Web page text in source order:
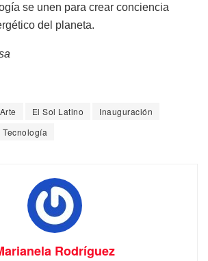
se unen para crear conciencia
del planeta.
Arte El Sol Latino
Inauguración
Tecnología
Rodríguez